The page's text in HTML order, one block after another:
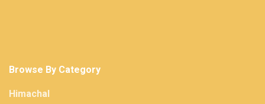
Browse By Category
Himachal